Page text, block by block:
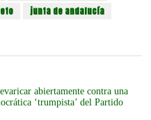
junta de andalucía
abiertamente contra una
‘trumpista’ del Partido